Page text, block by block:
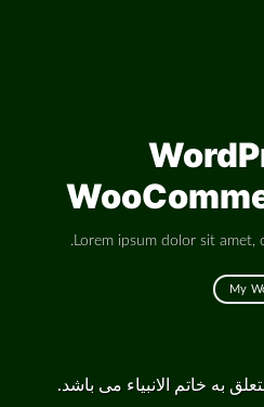
Lorem ipsum dolor sit amet,
My
به خاتم الانبیاء می باشد.